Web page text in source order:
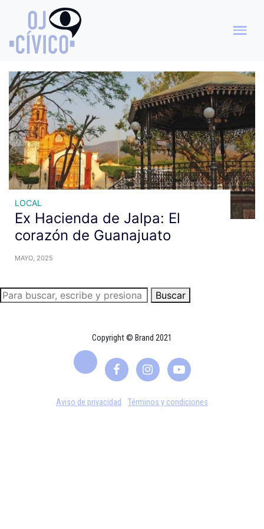
Archivo de etiquetas: Ex
Hacienda de Jalpa
LOCAL
Ex Hacienda de Jalpa: El
corazón de Guanajuato
MAYO, 2025
Buscar
Copyright © Brand 2021
Aviso de privacidad Términos y condiciones